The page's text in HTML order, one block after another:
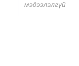
мэдээлэлгүй